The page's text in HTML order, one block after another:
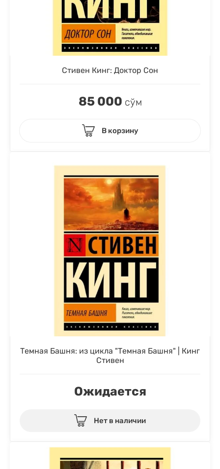
Стивен Кинг: Доктор Сон
85 000 сўм
В корзину
Темная Башня: из цикла "Темная Башня" | Кинг
Стивен
Ожидается
Нет в наличии